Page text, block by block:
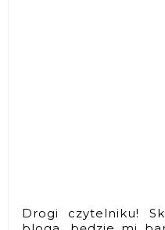
Drogi czytelniku!